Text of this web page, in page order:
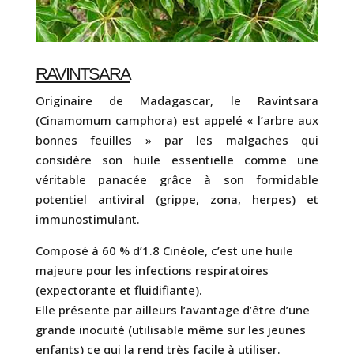
RAVINTSARA
Originaire de Madagascar, le Ravintsara
(Cinamomum camphora) est appelé « l’arbre aux
bonnes feuilles » par les malgaches qui
considère son huile essentielle comme une
véritable panacée grâce à son formidable
potentiel antiviral (grippe, zona, herpes) et
immunostimulant.
Composé à 60 % d’1.8 Cinéole, c’est une huile
majeure pour les infections respiratoires
(expectorante et fluidifiante).
Elle présente par ailleurs l’avantage d’être d’une
grande inocuité (utilisable même sur les jeunes
enfants) ce qui la rend très facile à utiliser.